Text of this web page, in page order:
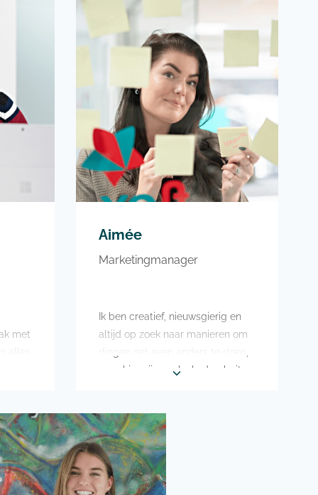
chicken!
Er staat teveel op mijn bucketlist,
er is zoveel te doen! Maar een
ding is een safari maken in Afrika
Ik sport graag en houd van actief
bezig zijn. Ook vind ik het fijn om
tijd door te brengen met
vriendinnen en familie
met
alles
Aimée
Marketingmanager
Ik ben creatief, nieuwsgierig en
altijd op zoek naar manieren om
dingen net even anders te doen,
zowel in mijn werk als daarbuiten.
beleving en gevoel in te brengen.
Je mag me wakker maken om te
vertellen dat mijn wekker nog
lang niet gaat en ik me nog even